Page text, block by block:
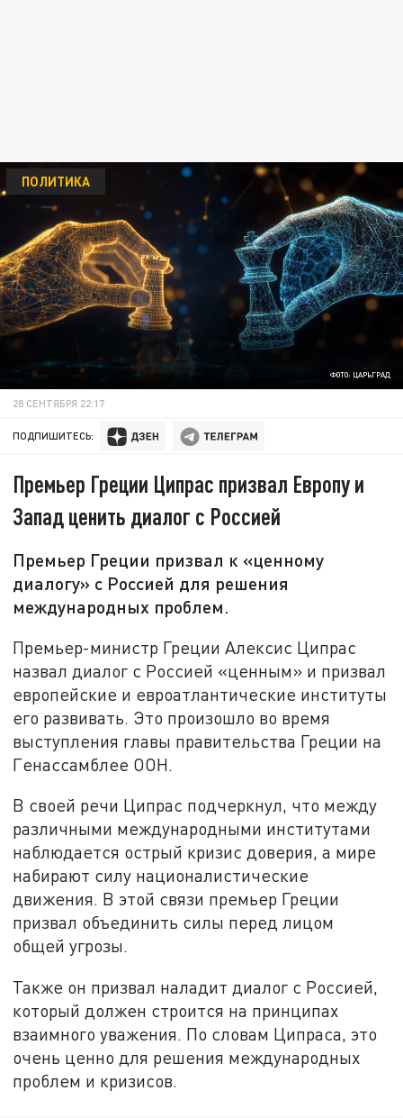
ФОТО: ЦАРЬГРАД
ПОЛИТИКА
28 СЕНТЯБРЯ 22:17
ПОДПИШИТЕСЬ:
Премьер Греции Ципрас призвал Европу и
Запад ценить диалог с Россией
Премьер Греции призвал к «ценному
диалогу» с Россией для решения
международных проблем.
Премьер-министр Греции Алексис Ципрас
назвал диалог с Россией «ценным» и призвал
европейские и евроатлантические институты
его развивать. Это произошло во время
выступления главы правительства Греции на
Генассамблее ООН.
В своей речи Ципрас подчеркнул, что между
различными международными институтами
наблюдается острый кризис доверия, а мире
набирают силу националистические
движения. В этой связи премьер Греции
призвал объединить силы перед лицом
общей угрозы.
Также он призвал наладит диалог с Россией,
который должен строится на принципах
взаимного уважения. По словам Ципраса, это
очень ценно для решения международных
проблем и кризисов.